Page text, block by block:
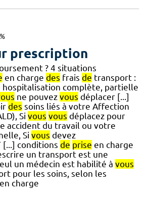
prescription
? 4 situations
en charge des frais de transport :
hospitalisation complète, partielle
ne pouvez vous déplacer [...]
des soins liés à votre Affection
Si vous vous déplacez pour
accident du travail ou votre
Si vous devez
[...] conditions de prise en charge
un transport est une
un médecin est habilité à vous
pour les soins, selon les
en charge